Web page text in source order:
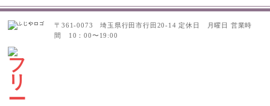
〒361-0073 埼玉県行田市行田20-14 定休日 月曜日 営業時
間 10：00〜19:00